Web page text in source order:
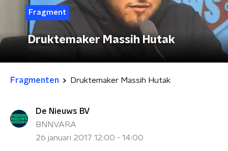
Fragment
Druktemaker Massih Hutak
Fragmenten Druktemaker Massih Hutak
De Nieuws BV
BNNVARA
26 januari 2017 12:00 - 14:00